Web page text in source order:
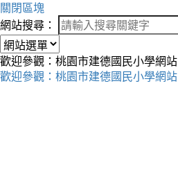
關閉區塊
網站搜尋：
歡迎參觀：桃園市建德國民小學網站
歡迎參觀：桃園市建德國民小學網站